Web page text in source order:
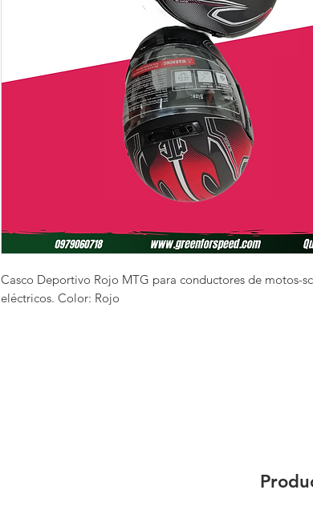
Casco Deportivo Rojo MTG para conductores de motos-
eléctricos. Color: Rojo